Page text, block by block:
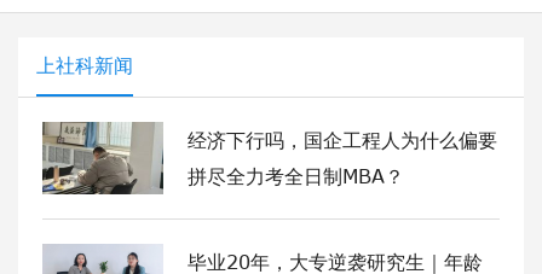
上社科新闻
经济下行吗，国企工程人为什么偏要
拼尽全力考全日制MBA？
毕业20年，大专逆袭研究生｜年龄